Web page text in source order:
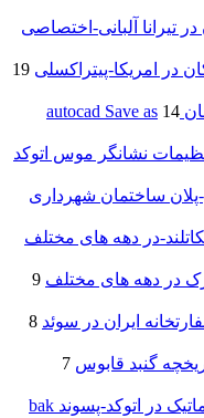
تیرانا آلبانی-اختصاصی
در امریکا-پیتراکسلی 19
14
نشانگر موس اتوکد
پلان ساختمان شهرداری
در دهه های مختلف
در دهه های مختلف 9
ایران در سوئد 8
گنبد قابوس 7
فعال یا غیر فعال کردن ذخیره اتوماتیک در اتوکد-پسوند bak